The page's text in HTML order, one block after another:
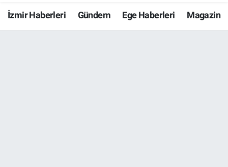
İzmir Haberleri Gündem Ege Haberleri Magazin
Resmi İlanlar